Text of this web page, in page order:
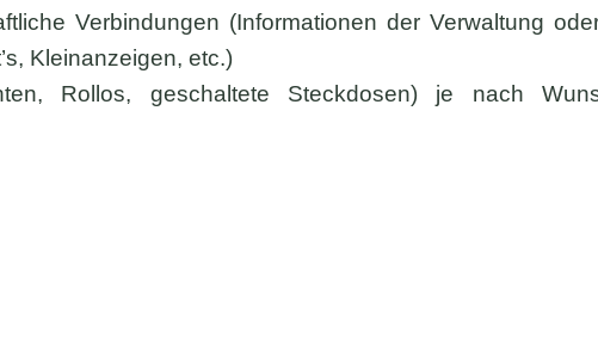
Verbindungen (Informationen der Verwaltung
Kleinanzeigen, etc.)
Rollos, geschaltete Steckdosen) je nach